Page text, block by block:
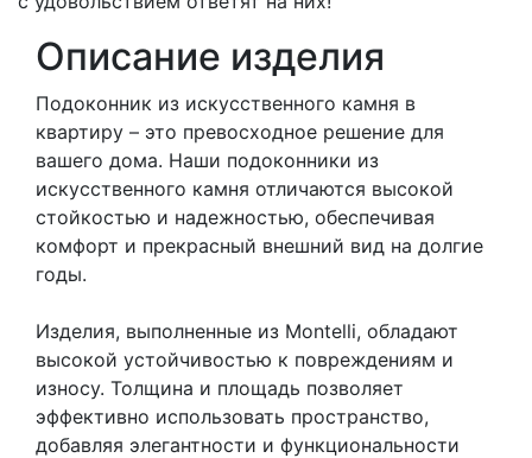
Описание изделия
Подоконник из искусственного камня в
квартиру – это превосходное решение для
вашего дома. Наши подоконники из
искусственного камня отличаются высокой
стойкостью и надежностью, обеспечивая
комфорт и прекрасный внешний вид на долгие
годы.
Изделия, выполненные из Montelli, обладают
высокой устойчивостью к повреждениям и
износу. Толщина и площадь позволяет
эффективно использовать пространство,
добавляя элегантности и функциональности